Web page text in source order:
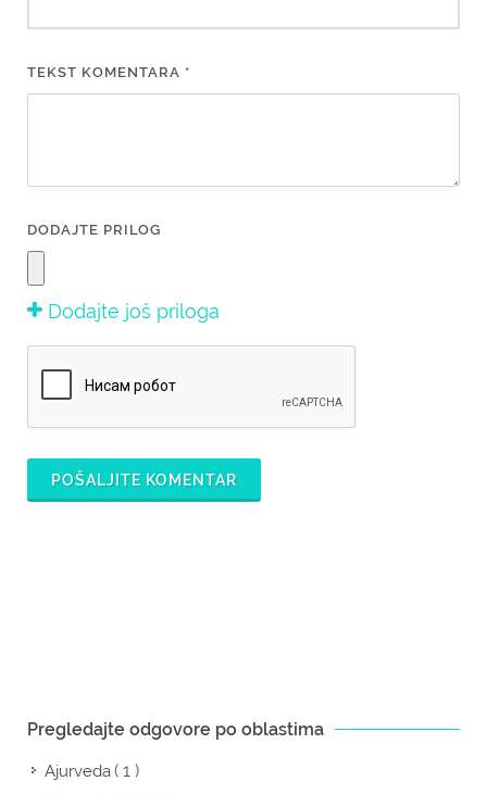
TEKST KOMENTARA *
DODAJTE PRILOG
Dodajte još priloga
POŠALJITE KOMENTAR
Pregledajte odgovore po oblastima
Ajurveda( 1 )